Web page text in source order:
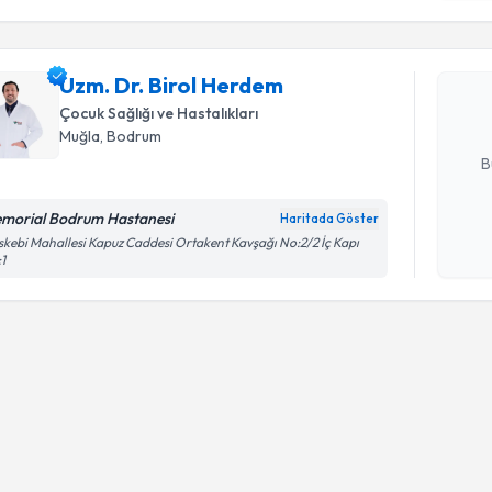
Uzm. Dr. Birol Herdem
Çocuk Sağlığı ve Hastalıkları
Muğla, Bodrum
Bodrum Hastanesi Haritada Göster
Mahallesi Kapuz Caddesi Ortakent Kavşağı No:2/2 İç Kapı
Uzm. Dr.
Size bu